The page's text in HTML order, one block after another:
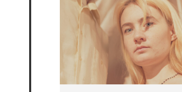
10-2017
Tavastia
Klubi